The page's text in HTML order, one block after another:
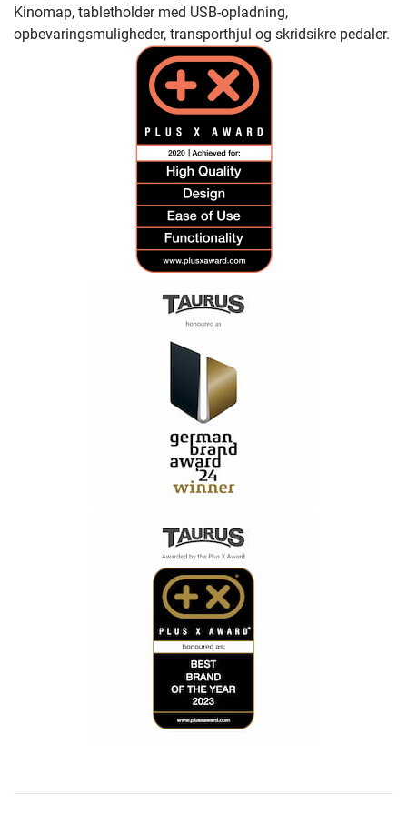
Kinomap, tabletholder med USB-opladning,
opbevaringsmuligheder, transporthjul og skridsikre pedaler.